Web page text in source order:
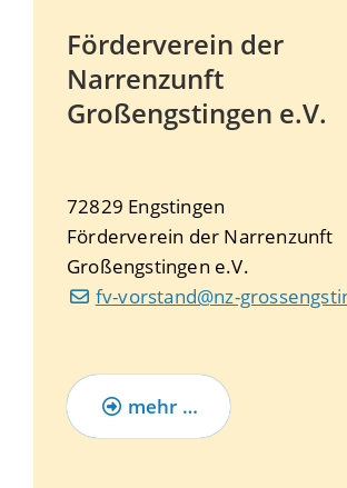
Förderverein der
Narrenzunft
Großengstingen e.V.
Förderverein der Narrenzunft
Großengstingen e.V.
72829 Engstingen
fv-vorstand@nz-
mehr …